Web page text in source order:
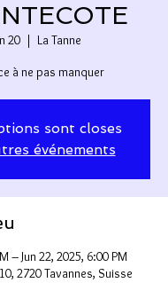
20
  |
La Tanne
à ne pas manquer
sont closes
événements
– Jun 22, 2025, 6:00 PM
2720 Tavannes, Suisse